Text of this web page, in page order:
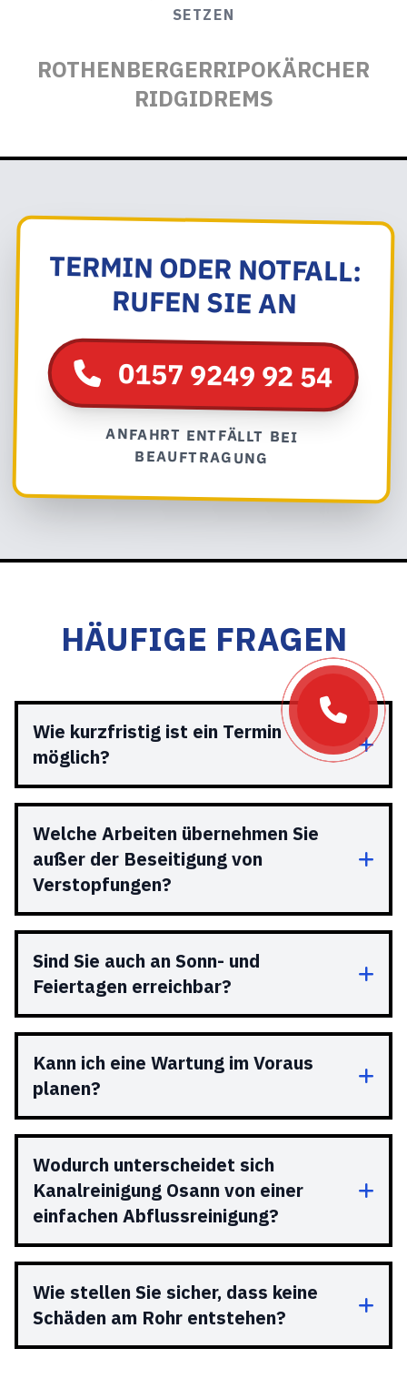
SETZEN
ROTHENBERGERRIPOKÄRCHER
RIDGIDREMS
TERMIN ODER NOTFALL:
RUFEN SIE AN
0157 9249 92 54
ANFAHRT ENTFÄLLT BEI
BEAUFTRAGUNG
HÄUFIGE FRAGEN
Wie kurzfristig ist ein Termin
möglich?
Welche Arbeiten übernehmen Sie
außer der Beseitigung von
Verstopfungen?
Sind Sie auch an Sonn- und
Feiertagen erreichbar?
Kann ich eine Wartung im Voraus
planen?
Wodurch unterscheidet sich
Kanalreinigung Osann von einer
einfachen Abflussreinigung?
Wie stellen Sie sicher, dass keine
Schäden am Rohr entstehen?